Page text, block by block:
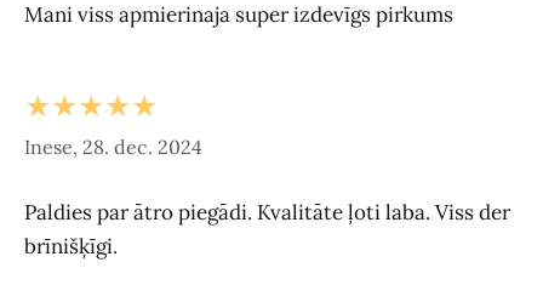
Mani viss apmierinaja super izdevīgs pirkums
★★★★★
Inese, 28. dec. 2024
Paldies par ātro piegādi. Kvalitāte ļoti laba. Viss der
brīnišķīgi.